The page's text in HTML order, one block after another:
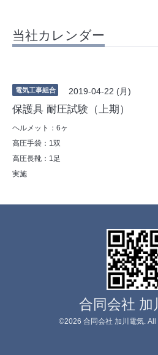
当社カレンダー
電気工事組合 2019-04-22 (月)
保護具 耐圧試験（上期）
ヘルメット：6ヶ
高圧手袋：1双
高圧長靴：1足
実施
合同会社 加
©2026 合同会社 加川電気 .